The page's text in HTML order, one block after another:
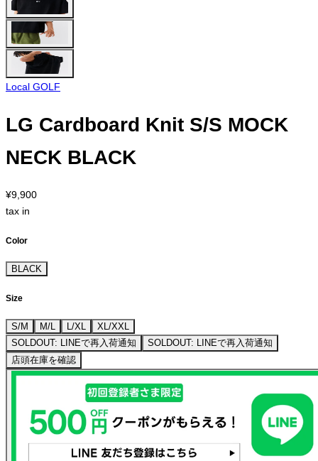
Local GOLF
LG Cardboard Knit S/S MOCK
NECK BLACK
¥9,900
tax in
Color
BLACK
Size
S/M M/L L/XL
XL/XXL
SOLDOUT: LINEで再入荷通知
SOLDOUT: LINEで再入荷通知
店頭在庫を確認